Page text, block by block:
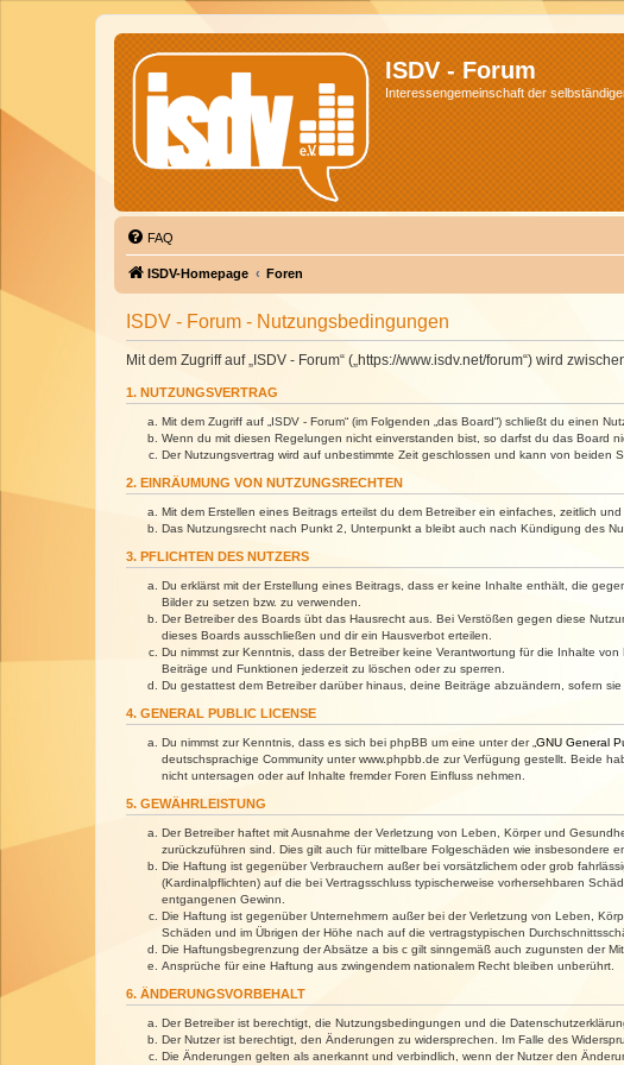
ISDV - Forum
Interessengemeinschaft der
FAQ
ISDV-Homepage Foren
ISDV - Forum - Nutzungsbedingungen
Mit dem Zugriff auf „ISDV - Forum“ („https://www.isdv.net/forum“) wird
1. NUTZUNGSVERTRAG
Mit dem Zugriff auf „ISDV - Forum“ (im Folgenden „das Board“) schließt du einen
Wenn du mit diesen Regelungen nicht einverstanden bist, so darfst du das Board
Der Nutzungsvertrag wird auf unbestimmte Zeit geschlossen und kann von beiden
2. EINRÄUMUNG VON NUTZUNGSRECHTEN
Mit dem Erstellen eines Beitrags erteilst du dem Betreiber ein einfaches, zeitlich
Das Nutzungsrecht nach Punkt 2, Unterpunkt a bleibt auch nach Kündigung des
3. PFLICHTEN DES NUTZERS
Du erklärst mit der Erstellung eines Beitrags, dass er keine Inhalte enthält, die
Bilder zu setzen bzw. zu verwenden.
Der Betreiber des Boards übt das Hausrecht aus. Bei Verstößen gegen diese
dieses Boards ausschließen und dir ein Hausverbot erteilen.
Du nimmst zur Kenntnis, dass der Betreiber keine Verantwortung für die Inhalte
Beiträge und Funktionen jederzeit zu löschen oder zu sperren.
Du gestattest dem Betreiber darüber hinaus, deine Beiträge abzuändern, sofern
4. GENERAL PUBLIC LICENSE
Du nimmst zur Kenntnis, dass es sich bei phpBB um eine unter der „ GNU General
deutschsprachige Community unter www.phpbb.de zur Verfügung gestellt. Beide
nicht untersagen oder auf Inhalte fremder Foren Einfluss nehmen.
5. GEWÄHRLEISTUNG
Der Betreiber haftet mit Ausnahme der Verletzung von Leben, Körper und
zurückzuführen sind. Dies gilt auch für mittelbare Folgeschäden wie insbesondere
Die Haftung ist gegenüber Verbrauchern außer bei vorsätzlichem oder grob
(Kardinalpflichten) auf die bei Vertragsschluss typischerweise vorhersehbaren
entgangenen Gewinn.
Die Haftung ist gegenüber Unternehmern außer bei der Verletzung von Leben,
Schäden und im Übrigen der Höhe nach auf die vertragstypischen
Die Haftungsbegrenzung der Absätze a bis c gilt sinngemäß auch zugunsten der
Ansprüche für eine Haftung aus zwingendem nationalem Recht bleiben unberührt.
6. ÄNDERUNGSVORBEHALT
Der Betreiber ist berechtigt, die Nutzungsbedingungen und die
Der Nutzer ist berechtigt, den Änderungen zu widersprechen. Im Falle des
Die Änderungen gelten als anerkannt und verbindlich, wenn der Nutzer den